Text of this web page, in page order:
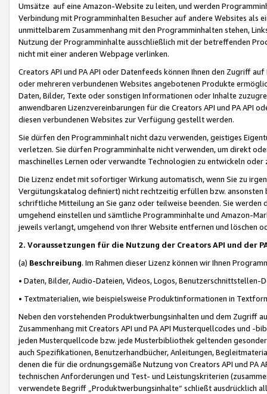
Umsätze auf eine Amazon-Website zu leiten, und werden
Verbindung mit Programminhalten Besucher auf andere Websites als
unmittelbarem Zusammenhang mit den Programminhalten stehen,
Nutzung der Programminhalte ausschließlich mit der betreffenden
nicht mit einer anderen Webpage verlinken.
Creators API und PA API oder Datenfeeds können Ihnen den Zugriff
oder mehreren verbundenen Websites angebotenen Produkte
Daten, Bilder, Texte oder sonstigen Informationen oder Inhalte
anwendbaren Lizenzvereinbarungen für die Creators API und PA API
diesen verbundenen Websites zur Verfügung gestellt werden.
Sie dürfen den Programminhalt nicht dazu verwenden, geistiges
verletzen. Sie dürfen Programminhalte nicht verwenden, um direkt
maschinelles Lernen oder verwandte Technologien zu entwickeln
Die Lizenz endet mit sofortiger Wirkung automatisch, wenn Sie zu
Vergütungskatalog definiert) nicht rechtzeitig erfüllen bzw. ansonsten
schriftliche Mitteilung an Sie ganz oder teilweise beenden. Sie werden
umgehend einstellen und sämtliche Programminhalte und Amazon-
jeweils verlangt, umgehend von Ihrer Website entfernen und löschen
2. Voraussetzungen für die Nutzung der Creators API und der
(a) Beschreibung. Im Rahmen dieser Lizenz können wir Ihnen
• Daten, Bilder, Audio-Dateien, Videos, Logos, Benutzerschnittstellen-
• Textmaterialien, wie beispielsweise Produktinformationen in
Neben den vorstehenden Produktwerbungsinhalten und dem Zugriff
Zusammenhang mit Creators API und PA API Musterquellcodes und
jeden Musterquellcode bzw. jede Musterbibliothek geltenden
auch Spezifikationen, Benutzerhandbücher, Anleitungen,
denen die für die ordnungsgemäße Nutzung von Creators API und PA
technischen Anforderungen und Test- und Leistungskriterien
verwendete Begriff „Produktwerbungsinhalte“ schließt ausdrücklich